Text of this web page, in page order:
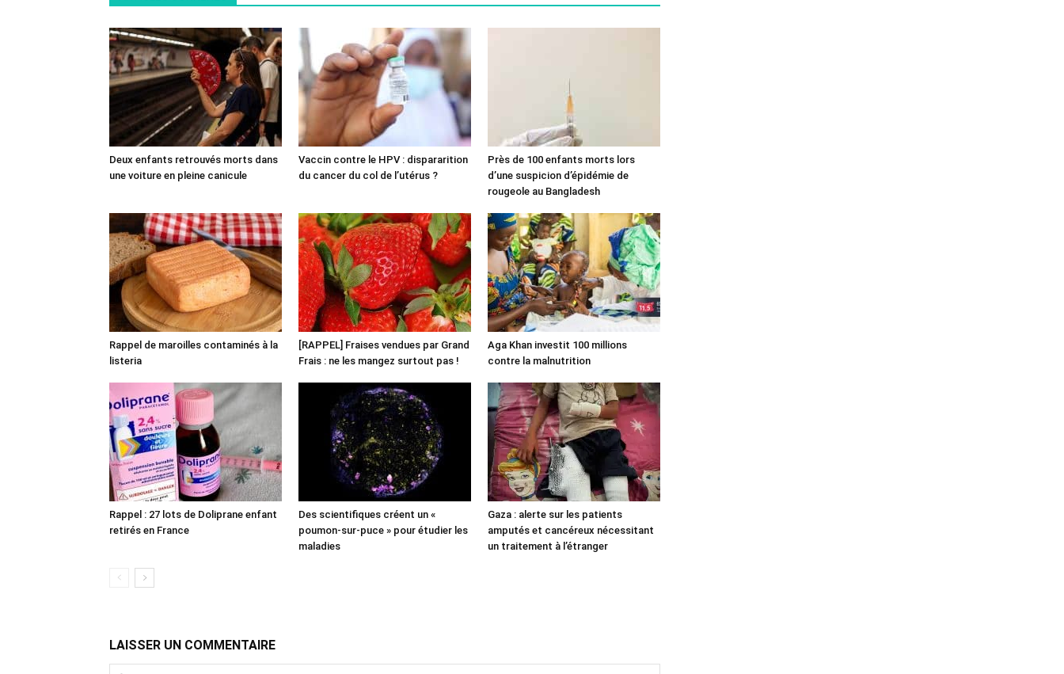
Deux enfants retrouvés morts dans
une voiture en pleine canicule
Vaccin contre le HPV : dispararition
du cancer du col de l’utérus ?
Près de 100 enfants morts lors
d’une suspicion d’épidémie de
rougeole au Bangladesh
Rappel de maroilles contaminés à la
listeria
[RAPPEL] Fraises vendues par Grand
Frais : ne les mangez surtout pas !
Aga Khan investit 100 millions
contre la malnutrition
Rappel : 27 lots de Doliprane enfant
retirés en France
Des scientifiques créent un «
poumon-sur-puce » pour étudier les
maladies
Gaza : alerte sur les patients
amputés et cancéreux nécessitant
un traitement à l’étranger
LAISSER UN COMMENTAIRE